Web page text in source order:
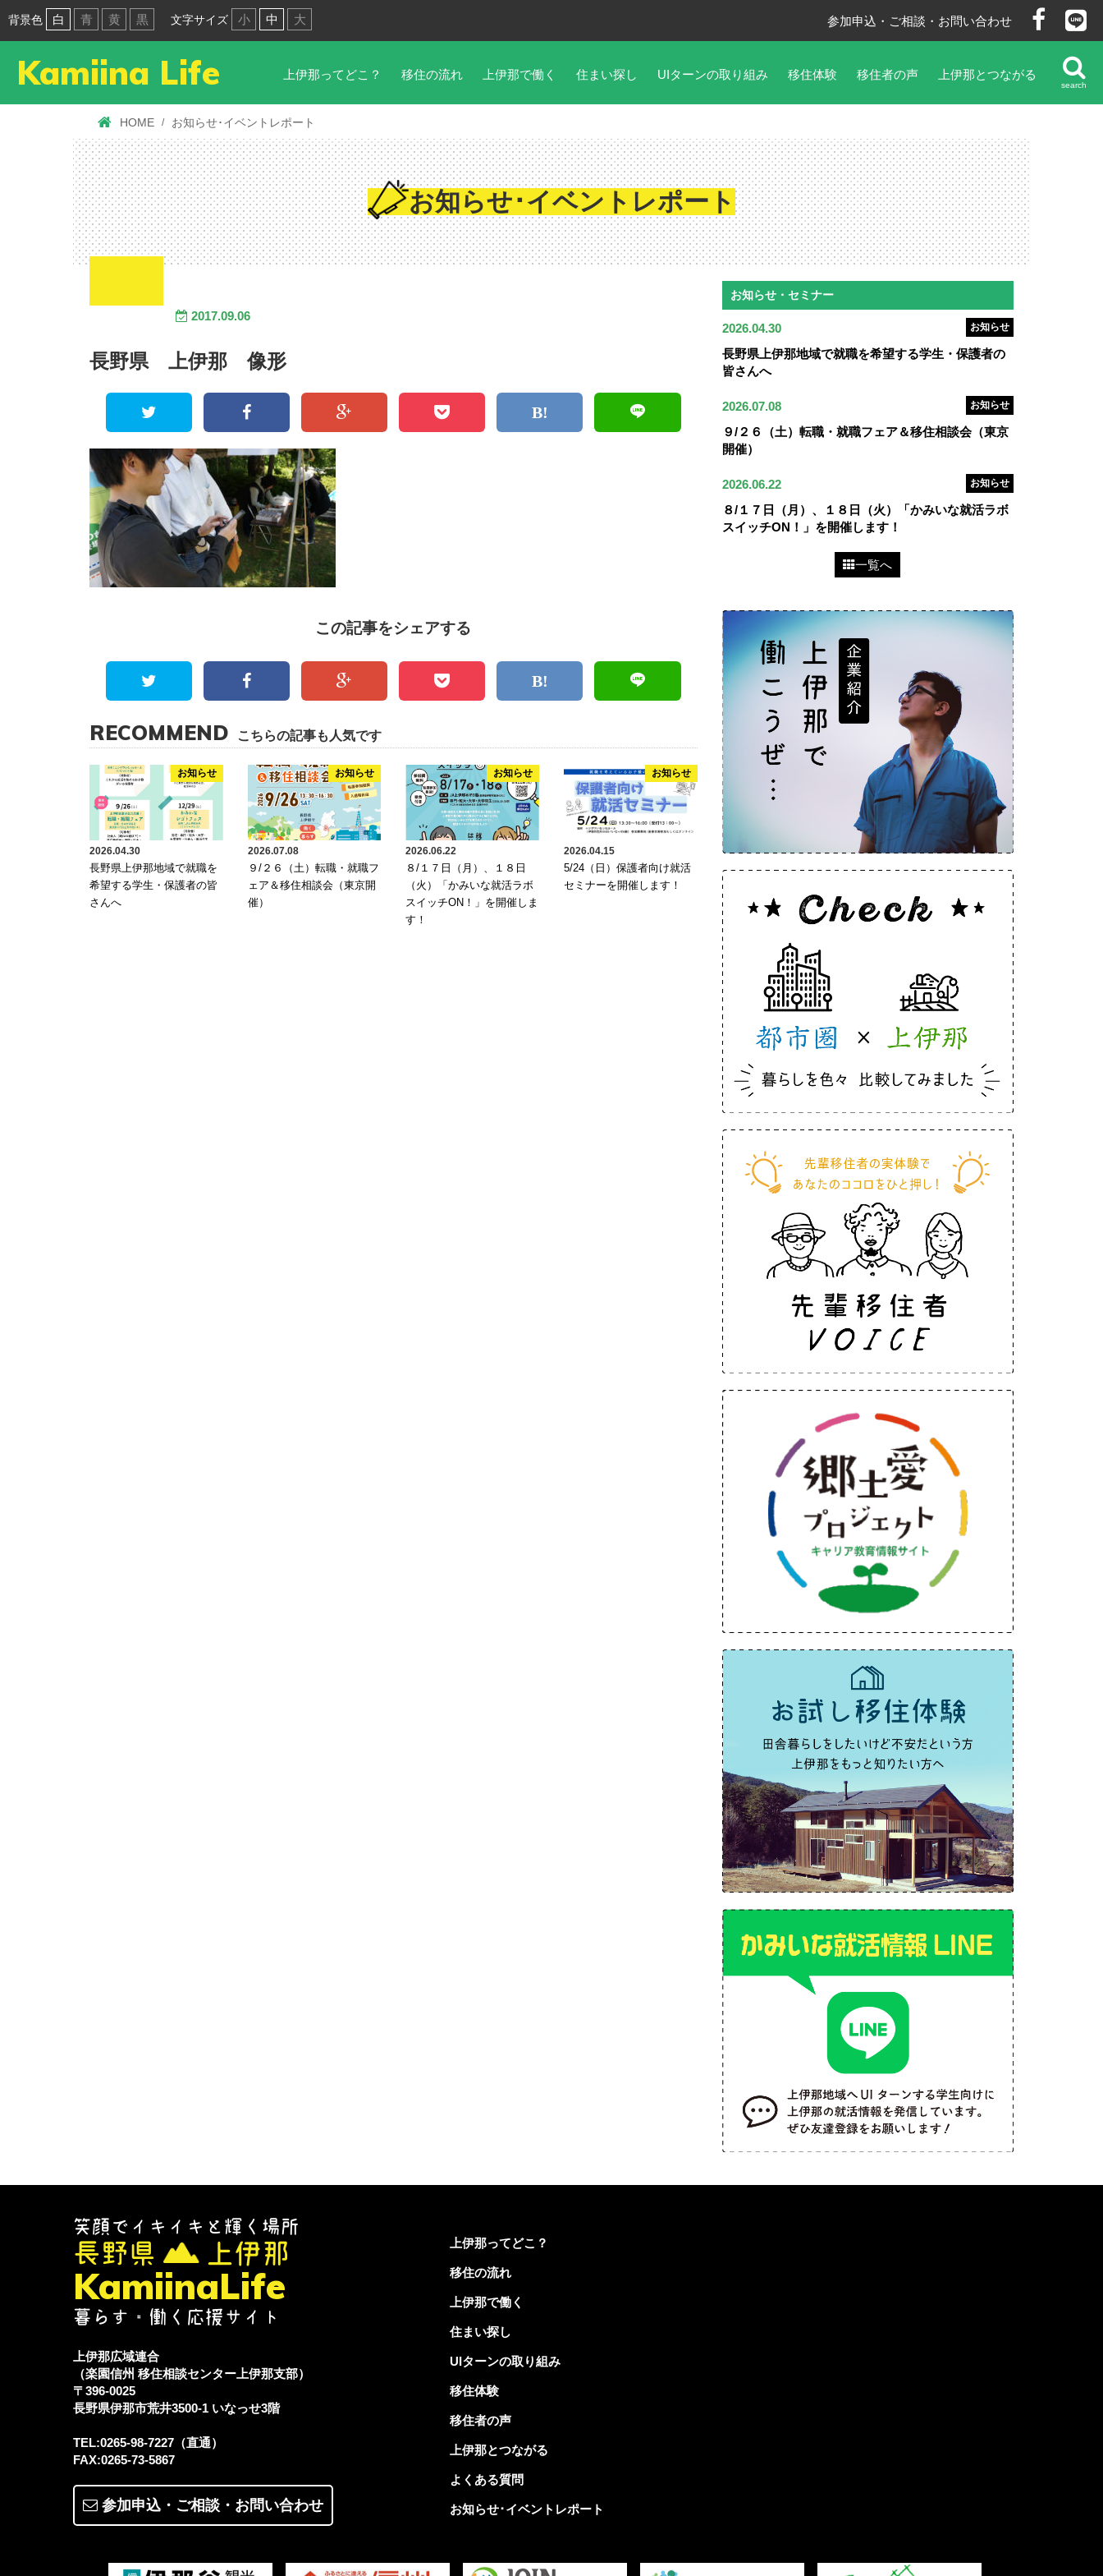
背景色 白 青 黄 黒 文字サイズ 小 中 大 参加申込・ご相談・お問い合わせ
Kamiina Life 上伊那ってどこ？ 移住の流れ 上伊那で働く 住まい探し UIターンの取り組み 移住体験 移住者の声 上伊那とつながる
search
HOME お知らせ･イベントレポート
お知らせ･イベントレポート
2017.09.06
長野県 上伊那 像形
この記事をシェアする
RECOMMEND こちらの記事も人気です
お知らせ
2026.04.30
長野県上伊那地域で就職を
希望する学生・保護者の皆
さんへ
お知らせ
2026.07.08
９/２６（土）転職・就職フ
ェア＆移住相談会（東京開
催）
お知らせ
2026.06.22
８/１７日（月）、１８日
（火）「かみいな就活ラボ
スイッチON！」を開催しま
す！
お知らせ
2026.04.15
5/24（日）保護者向け就活
セミナーを開催します！
お知らせ・セミナー
2026.04.30 お知らせ
長野県上伊那地域で就職を希望する学生・保護者の
皆さんへ
2026.07.08 お知らせ
９/２６（土）転職・就職フェア＆移住相談会（東京
開催）
2026.06.22 お知らせ
８/１７日（月）、１８日（火）「かみいな就活ラボ
スイッチON！」を開催します！
一覧へ
笑顔でイキイキと輝く場所
長野県 上伊那
KamiinaLife
暮らす・働く応援サイト
上伊那広域連合
（楽園信州 移住相談センター上伊那支部）
〒396-0025
長野県伊那市荒井3500-1 いなっせ3階
TEL:0265-98-7227（直通）
FAX:0265-73-5867
参加申込・ご相談・ お問い合わせ
上伊那ってどこ？
移住の流れ
上伊那で働く
住まい探し
UIターンの取り組み
移住体験
移住者の声
上伊那とつながる
よくある質問
お知らせ･イベントレポート